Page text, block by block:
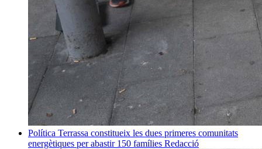
Política Terrassa constitueix les dues primeres comunitats
energètiques per abastir 150 famílies Redacció